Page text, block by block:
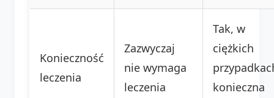
Konieczność
leczenia
Zazwyczaj
nie wymaga
leczenia
Tak, w
ciężkich
konieczna